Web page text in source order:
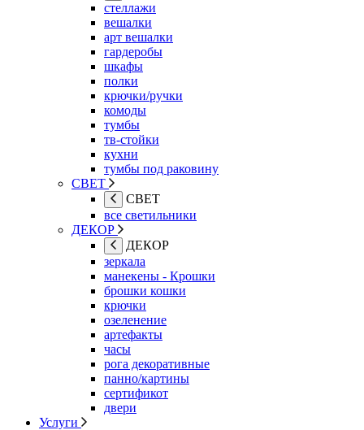
стеллажи
вешалки
арт вешалки
гардеробы
шкафы
полки
крючки/ручки
комоды
тумбы
тв-стойки
кухни
тумбы под раковину
СВЕТ
СВЕТ
все светильники
ДЕКОР
ДЕКОР
зеркала
манекены - Крошки
брошки кошки
крючки
озеленение
артефакты
часы
рога декоративные
панно/картины
сертификот
двери
Услуги